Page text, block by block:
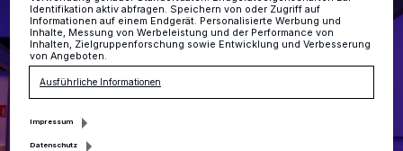
Identifikation aktiv abfragen. Speichern von oder Zugriff auf
Informationen auf einem Endgerät. Personalisierte Werbung und
Inhalte, Messung von Werbeleistung und der Performance von
Inhalten, Zielgruppenforschung sowie Entwicklung und Verbesserung
von Angeboten.
Ausführliche Informationen
Impressum
Datenschutz